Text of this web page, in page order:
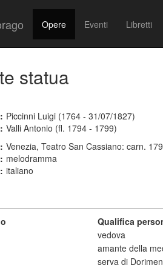
Opere Eventi Libretti
statua
Piccinni Luigi (1764 - 31/07/1827)
Valli Antonio (fl. 1794 - 1799)
Venezia, Teatro San Cassiano: carn.
melodramma
italiano
Qualifica
vedova
amante della
serva di